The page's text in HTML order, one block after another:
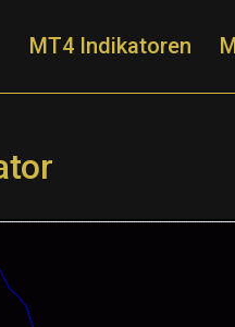
MT4 Indikatoren